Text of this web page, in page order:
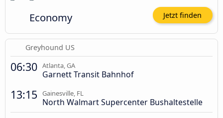
Economy Jetzt finden
Greyhound US
06:30 Atlanta, GA
Garnett Transit Bahnhof
13:15 Gainesville, FL
North Walmart Supercenter Bushaltestelle